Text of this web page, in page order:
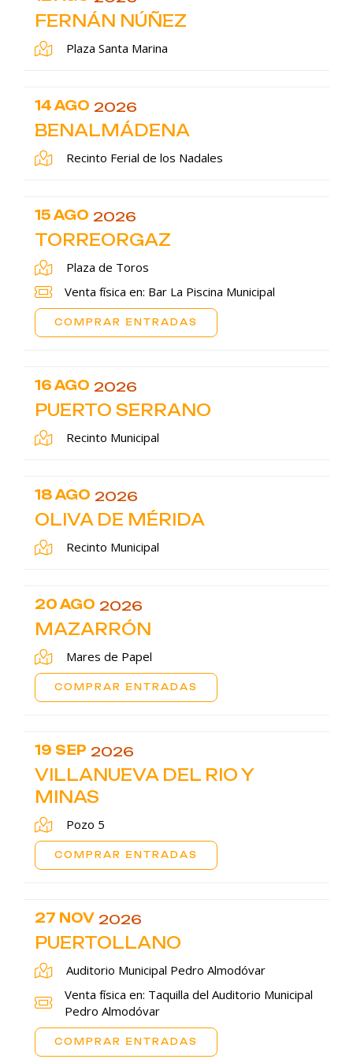
FERNÁN NÚÑEZ
Plaza Santa Marina
14 AGO 2026
BENALMÁDENA
Recinto Ferial de los Nadales
15 AGO 2026
TORREORGAZ
Plaza de Toros
Venta física en: Bar La Piscina Municipal
COMPRAR ENTRADAS
16 AGO 2026
PUERTO SERRANO
Recinto Municipal
18 AGO 2026
OLIVA DE MÉRIDA
Recinto Municipal
20 AGO 2026
MAZARRÓN
Mares de Papel
COMPRAR ENTRADAS
19 SEP 2026
VILLANUEVA DEL RIO Y
MINAS
Pozo 5
COMPRAR ENTRADAS
27 NOV 2026
PUERTOLLANO
Auditorio Municipal Pedro Almodóvar
Venta física en: Taquilla del Auditorio Municipal
Pedro Almodóvar
COMPRAR ENTRADAS